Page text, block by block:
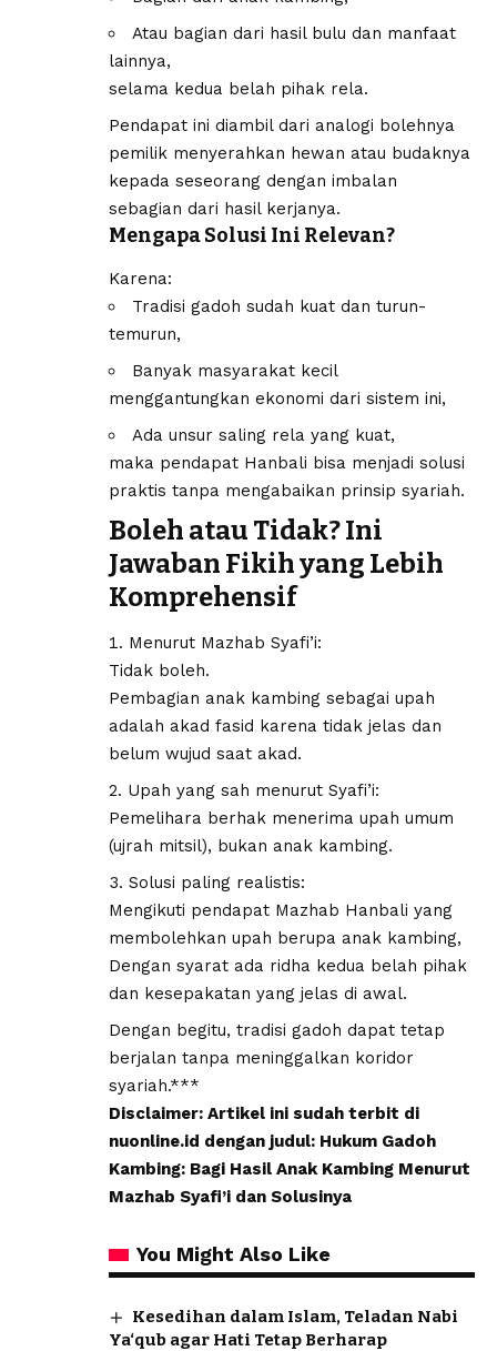
Atau bagian dari hasil bulu dan manfaat
lainnya,
selama kedua belah pihak rela.
Pendapat ini diambil dari analogi bolehnya
pemilik menyerahkan hewan atau budaknya
kepada seseorang dengan imbalan
sebagian dari hasil kerjanya.
Mengapa Solusi Ini Relevan?
Karena:
Tradisi gadoh sudah kuat dan turun-
temurun,
Banyak masyarakat kecil
menggantungkan ekonomi dari sistem ini,
Ada unsur saling rela yang kuat,
maka pendapat Hanbali bisa menjadi solusi
praktis tanpa mengabaikan prinsip syariah.
Boleh atau Tidak? Ini
Jawaban Fikih yang Lebih
Komprehensif
Menurut Mazhab Syafi’i:
Tidak boleh.
Pembagian anak kambing sebagai upah
adalah akad fasid karena tidak jelas dan
belum wujud saat akad.
Upah yang sah menurut Syafi’i:
Pemelihara berhak menerima upah umum
(ujrah mitsil), bukan anak kambing.
Solusi paling realistis:
Mengikuti pendapat Mazhab Hanbali yang
membolehkan upah berupa anak kambing,
Dengan syarat ada ridha kedua belah pihak
dan kesepakatan yang jelas di awal.
Dengan begitu, tradisi gadoh dapat tetap
berjalan tanpa meninggalkan koridor
syariah.***
Disclaimer: Artikel ini sudah terbit di
nuonline.id dengan judul: Hukum Gadoh
Kambing: Bagi Hasil Anak Kambing Menurut
Mazhab Syafi’i dan Solusinya
You Might Also Like
Kesedihan dalam Islam, Teladan Nabi
Ya‘qub agar Hati Tetap Berharap